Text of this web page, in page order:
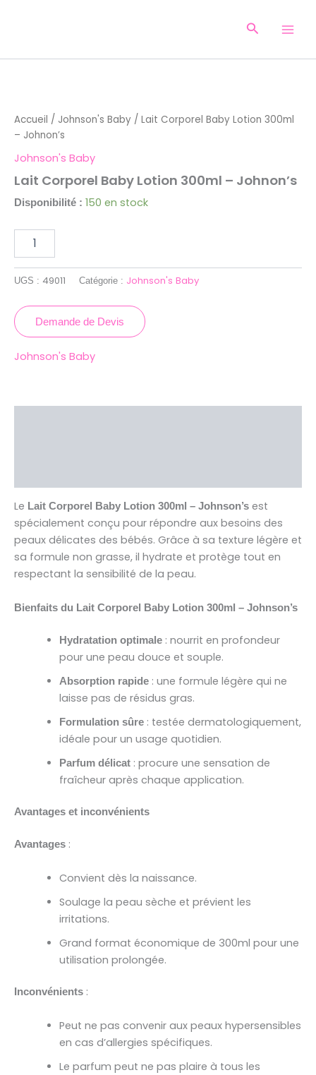
Accueil / Johnson's Baby / Lait Corporel Baby Lotion 300ml
– Johnon’s
Johnson's Baby
Lait Corporel Baby Lotion 300ml – Johnon’s
Disponibilité : 150 en stock
Corporel
Baby
Lotion
-
UGS : 49011 Catégorie : Johnson's Baby
Demande de Devis
Johnson's Baby
Le Lait Corporel Baby Lotion 300ml – Johnson’s est
spécialement conçu pour répondre aux besoins des
peaux délicates des bébés. Grâce à sa texture légère et
sa formule non grasse, il hydrate et protège tout en
respectant la sensibilité de la peau.
Bienfaits du Lait Corporel Baby Lotion 300ml – Johnson’s
Hydratation optimale: nourrit en profondeur
pour une peau douce et souple.
Absorption rapide: une formule légère qui ne
laisse pas de résidus gras.
Formulation sûre: testée dermatologiquement,
idéale pour un usage quotidien.
Parfum délicat: procure une sensation de
fraîcheur après chaque application.
Avantages et inconvénients
Avantages :
Convient dès la naissance.
Soulage la peau sèche et prévient les
irritations.
Grand format économique de 300ml pour une
utilisation prolongée.
Inconvénients :
Peut ne pas convenir aux peaux hypersensibles
en cas d’allergies spécifiques.
Le parfum peut ne pas plaire à tous les